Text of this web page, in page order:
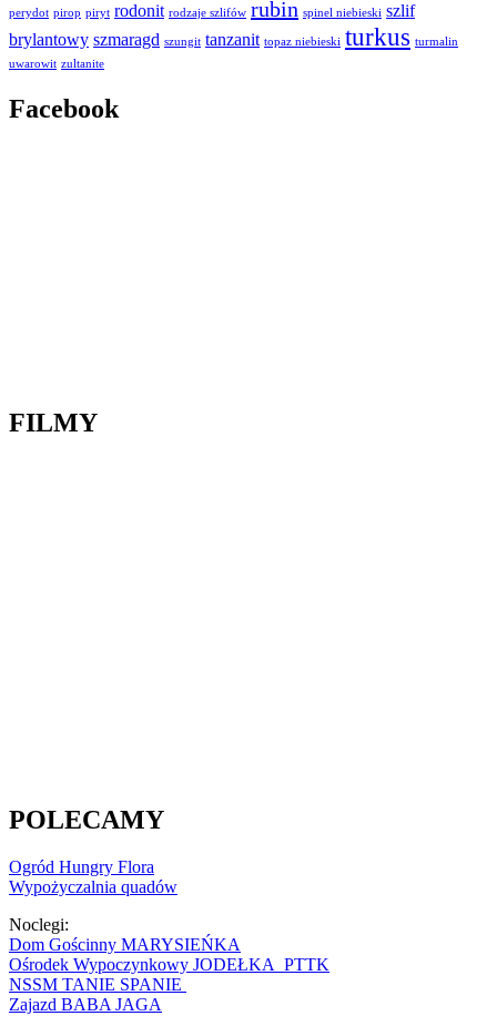
perydot pirop piryt rodonit rodzaje szlifów rubin spinel niebieski szlif
brylantowy szmaragd szungit tanzanit topaz niebieski turkus turmalin
uwarowit zultanite
Facebook
FILMY
POLECAMY
Ogród Hungry Flora
Wypożyczalnia quadów
Noclegi:
Dom Gościnny MARYSIEŃKA
Ośrodek Wypoczynkowy JODEŁKA PTTK
NSSM TANIE SPANIE
Zajazd BABA JAGA